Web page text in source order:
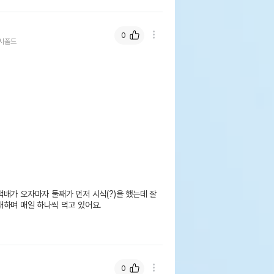
폴드
가 오자마자 둘째가 먼저 시식(?)을 했는데 잘
며 매일 하나씩 먹고 있어요.
0
0